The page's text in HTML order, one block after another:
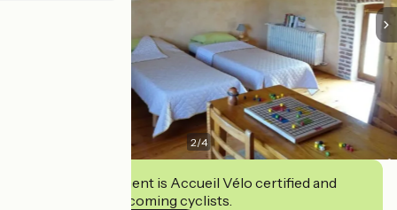
2/4
This establishment is Accueil Vélo certified and
commits to welcoming cyclists.